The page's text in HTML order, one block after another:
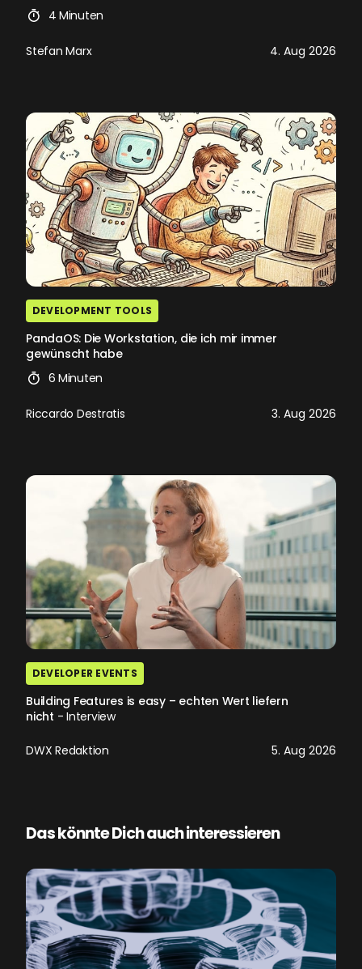
4 Minuten
Stefan Marx 4. Aug 2026
DEVELOPMENT TOOLS
PandaOS: Die Workstation, die ich mir immer
gewünscht habe
6 Minuten
Riccardo Destratis 3. Aug 2026
DEVELOPER EVENTS
Building Features is easy – echten Wert liefern
nicht - Interview
DWX Redaktion 5. Aug 2026
Das könnte Dich auch interessieren